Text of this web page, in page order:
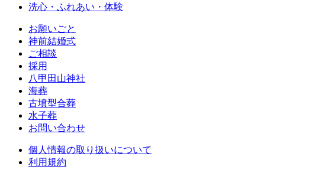
洗心・ふれあい・体験
お願いごと
神前結婚式
ご相談
採用
八甲田山神社
海葬
古墳型合葬
水子葬
お問い合わせ
個人情報の取り扱いについて
利用規約